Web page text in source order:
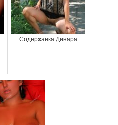
Содержанка Динара